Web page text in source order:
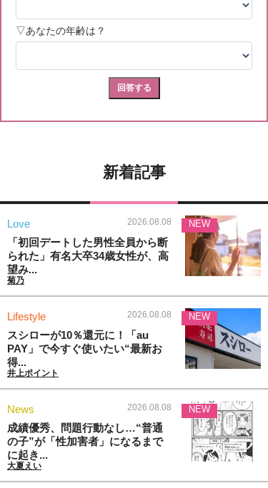
新着記事
Love 2026.08.08
「初回デートした男性全員から断
られた」有名大卒34歳女性が、高
望み...
菊乃
NEW
Lifestyle 2026.08.08
スシローが10％還元に！「au
PAY」で今すぐ使いたい“最新お
得...
井上ポイント
NEW
News 2026.08.08
成績優秀、問題行動なし…“普通
の子”が「性加害者」になるまで
に起き...
大夏えい
NEW